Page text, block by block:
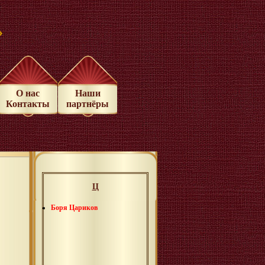
О нас
Контакты
Наши
партнёры
Ц
Боря Цариков